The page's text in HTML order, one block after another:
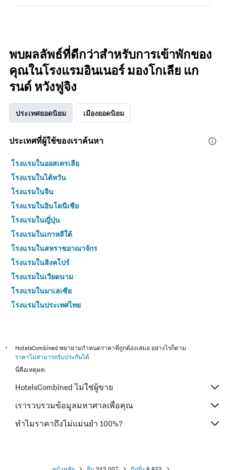
พบผลลัพธ์ที่ดีกว่าสำหรับการเข้าพักของ
คุณในโรงแรมอินเนอร์ มองโกเลีย แก
รนด์ หวังฟูจิง
ประเทศยอดนิยม เมืองยอดนิยม
ประเทศที่ผู้ใช้ของเราค้นหา
โรงแรมในออสเตรเลีย
โรงแรมในไต้หวัน
โรงแรมในจีน
โรงแรมในอินโดนีเซีย
โรงแรมในญี่ปุ่น
โรงแรมในเกาหลีใต้
โรงแรมในสหราชอาณาจักร
โรงแรมในสิงคโปร์
โรงแรมในเวียดนาม
โรงแรมในมาเลเซีย
โรงแรมในประเทศไทย
*
HotelsCombined พยายามกำหนดราคาที่ถูกต้องเสมอ อย่างไรก็ตาม
ราคาไม่สามารถรับประกันได้
นี่คือเหตุผล:
HotelsCombined ไม่ใช่ผู้ขาย
เรารวบรวมข้อมูลมหาศาลเพื่อคุณ
ทำไมราคาถึงไม่แม่นยำ 100%?